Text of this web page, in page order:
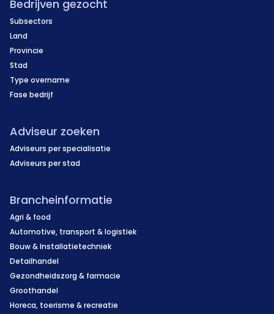
Bedrijven gezocht
Subsectors
Land
Provincie
Stad
Type overname
Fase bedrijf
Adviseur zoeken
Adviseurs per specialisatie
Adviseurs per stad
Brancheinformatie
Agri & food
Automotive, transport & logistiek
Bouw & Installatietechniek
Detailhandel
Gezondheidszorg & farmacie
Groothandel
Horeca, toerisme & recreatie